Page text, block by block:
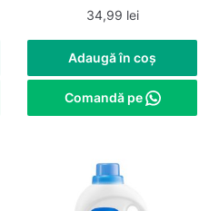
Parfum de Piersica
34,99 lei
Adaugă în coș
Comandă pe